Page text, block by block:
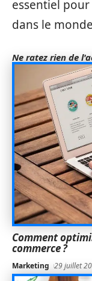
essentiel
dans le
Ne ratez rien de
Comment
commerce ?
Marketing 29 juillet